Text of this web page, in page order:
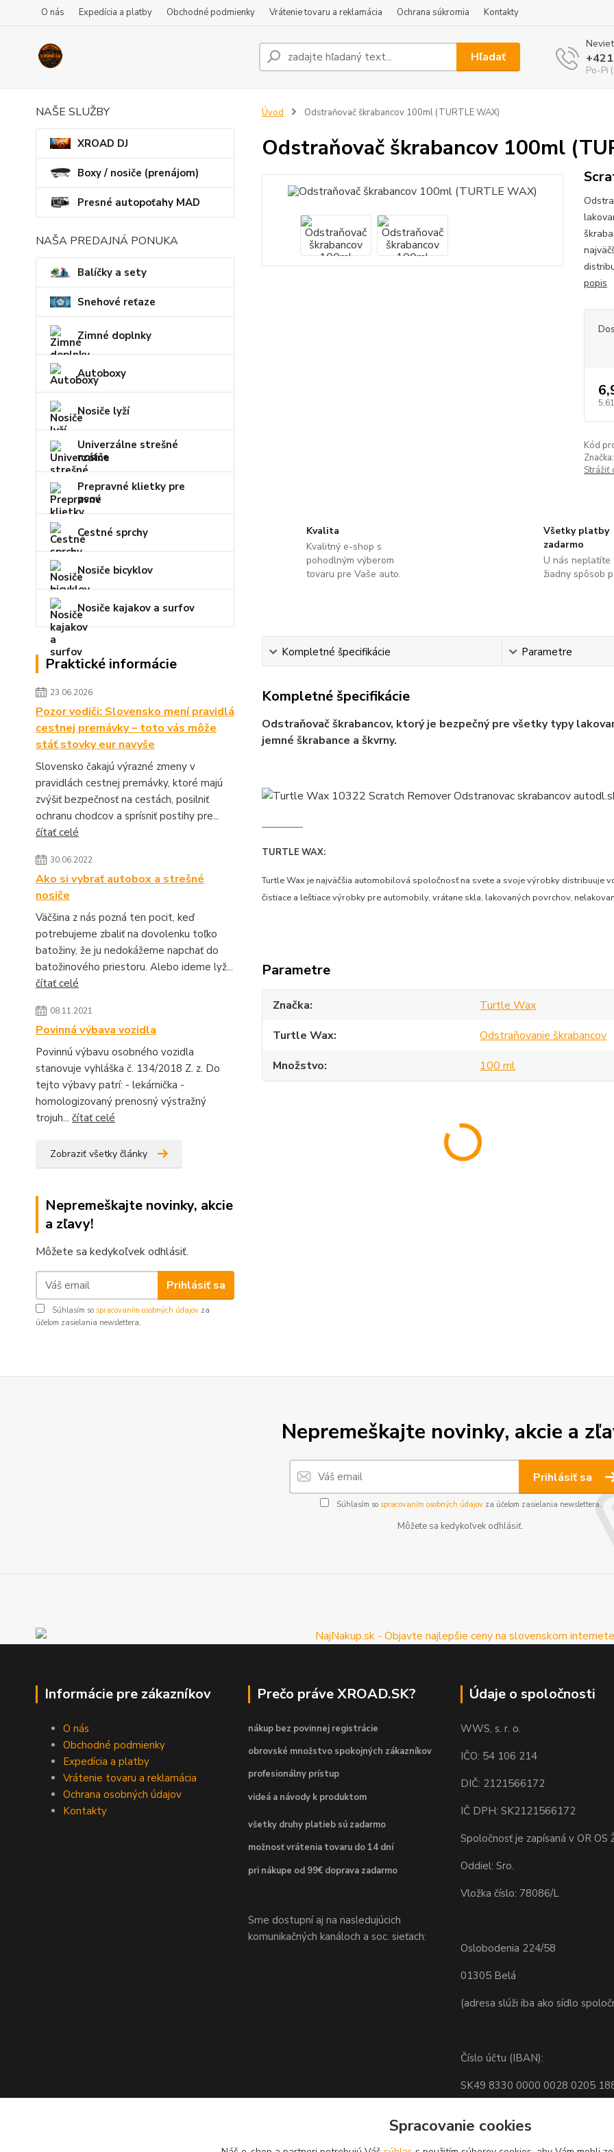
O nás Expedícia a platby Obchodné podmienky Vrátenie tovaru a reklamácia Ochrana súkromia Kontakty
Hľadať
Po-Pi
NAŠE SLUŽBY
XROAD DJ
Boxy / nosiče (prenájom)
Presné autopoťahy MAD
NAŠA PREDAJNÁ PONUKA
Balíčky a sety
Snehové reťaze
Zimné doplnky
Autoboxy
Nosiče lyží
Univerzálne strešné
nosiče
Prepravné klietky pre
psov
Cestné sprchy
Nosiče bicyklov
Nosiče kajakov a surfov
Praktické informácie
23.06.2026
Pozor vodiči: Slovensko mení pravidlá
cestnej premávky – toto vás môže
stáť stovky eur navyše
Slovensko čakajú výrazné zmeny v
pravidlách cestnej premávky, ktoré majú
zvýšiť bezpečnosť na cestách, posilniť
ochranu chodcov a sprísniť postihy pre...
čítať celé
30.06.2022
Ako si vybrať autobox a strešné
nosiče
Väčšina z nás pozná ten pocit, keď
potrebujeme zbaliť na dovolenku toľko
batožiny, že ju nedokážeme napchať do
batožinového priestoru. Alebo ideme lyž...
čítať celé
08.11.2021
Povinná výbava vozidla
Povinnú výbavu osobného vozidla
stanovuje vyhláška č. 134/2018 Z. z. Do
tejto výbavy patrí: - lekárnička -
homologizovaný prenosný výstražný
trojuh... čítať celé
Zobraziť všetky články
Nepremeškajte novinky, akcie
a zľavy!
Môžete sa kedykoľvek odhlásiť.
Prihlásiť sa
Súhlasím so spracovaním osobných údajov za
účelom zasielania newslettera.
Úvod Odstraňovač škrabancov 100ml (TURTLE WAX)
Odstraňovač škrabancov 100ml
popis
Kód
Značka:
Strážiť
Kvalita
Kvalitný e-shop s
pohodlným výberom
tovaru pre Vaše auto.
Všetky platby
zadarmo
U nás neplatíte
žiadny spôsob
Kompletné špecifikácie Parametre
Kompletné špecifikácie
Odstraňovač škrabancov, ktorý je bezpečný pre všetky typy
jemné škrabance a škvrny.
__________
TURTLE WAX:
Turtle Wax je najväčšia automobilová spoločnosť na svete a svoje výrobky distribuuje
čistiace a leštiace výrobky pre automobily, vrátane skla, lakovaných povrchov,
Parametre
Značka
Turtle Wax
Turtle Wax
Odstraňovanie škrabancov
Množstvo
100 ml
Nepremeškajte novinky, akcie a
Prihlásiť sa
Súhlasím so spracovaním osobných údajovza účelom zasielania newslettera.
Môžete sa kedykoľvek odhlásiť.
Informácie pre zákazníkov
O nás
Obchodné podmienky
Expedícia a platby
Vrátenie tovaru a reklamácia
Ochrana osobných údajov
Kontakty
Prečo práve XROAD.SK?
nákup bez povinnej registrácie
obrovské množstvo spokojných zákazníkov
profesionálny prístup
videá a návody k produktom
všetky druhy platieb sú zadarmo
možnosť vrátenia tovaru do 14 dní
pri nákupe od 99€ doprava zadarmo
Sme dostupní aj na nasledujúcich
komunikačných kanáloch a soc. sieťach:
Údaje o spoločnosti
WWS, s. r. o.
IČO: 54 106 214
DIČ: 2121566172
IČ DPH: SK2121566172
Spoločnosť je zapísaná v OR OS
Oddiel: Sro.
Vložka číslo: 78086/L
Oslobodenia 224/58
01305 Belá
(adresa slúži iba ako sídlo
Číslo účtu (IBAN):
SK49 8330 0000 0028 0205
Spracovanie cookies